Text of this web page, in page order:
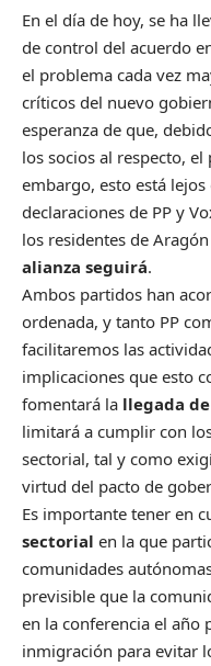
En el día de hoy, se ha
de control del acuerdo
el problema cada vez
críticos del nuevo
esperanza de que,
los socios al respecto,
embargo, esto está
declaraciones de PP y
los residentes de
alianza seguirá.
Ambos partidos han
ordenada, y tanto PP
facilitaremos las
implicaciones que esto
fomentará la llegada
limitará a cumplir con
sectorial, tal y como
virtud del pacto de
Es importante tener en
sectorial en la que
comunidades
previsible que la
en la conferencia el año
inmigración para evitar